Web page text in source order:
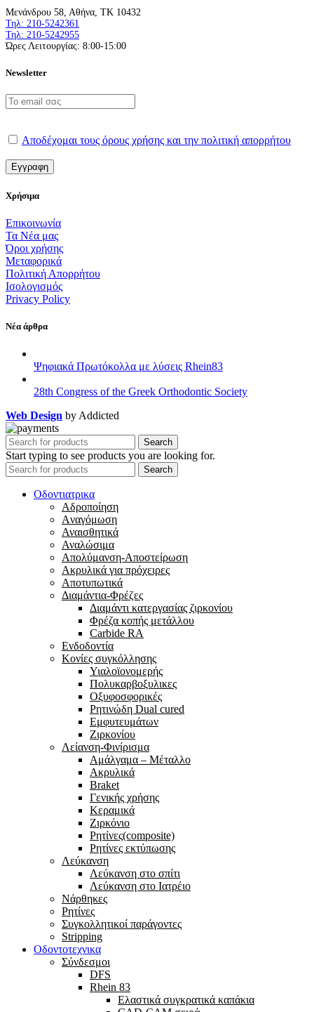
Μενάνδρου 58, Αθήνα, ΤΚ 10432
Τηλ: 210-5242361
Τηλ: 210-5242955
Ώρες Λειτουργίας: 8:00-15:00
Newsletter
Αποδέχομαι τους όρους χρήσης και την πολιτική απορρήτου
Χρήσιμα
Επικοινωνία
Τα Νέα μας
Όροι χρήσης
Μεταφορικά
Πολιτική Απορρήτου
Ισολογισμός
Privacy Policy
Νέα άρθρα
Ψηφιακά Πρωτόκολλα με λύσεις Rhein83
28th Congress of the Greek Orthodontic Society
Web Design by Addicted
Search
Start typing to see products you are looking for.
Search
Οδοντιατρικα
Αδροποίηση
Aναγόμωση
Αναισθητικά
Αναλώσιμα
Απολύμανση-Αποστείρωση
Ακρυλικά για πρόχειρες
Αποτυπωτικά
Διαμάντια-Φρέζες
Διαμάντι κατεργασίας ζιρκονίου
Φρέζα κοπής μετάλλου
Carbide RA
Ενδοδοντία
Κονίες συγκόλλησης
Υιαλοϊονομερής
Πολυκαρβοξυλικες
Οξυφοσφορικές
Ρητινώδη Dual cured
Εμφυτευμάτων
Ζιρκονίου
Λείανση-Φινίρισμα
Αμάλγαμα – Μέταλλο
Ακρυλικά
Braket
Γενικής χρήσης
Κεραμικά
Ζιρκόνιο
Ρητίνες(composite)
Ρητίνες εκτύπωσης
Λεύκανση
Λεύκανση στο σπίτι
Λεύκανση στο Ιατρέιο
Νάρθηκες
Ρητίνες
Συγκολλητικοί παράγοντες
Stripping
Οδοντοτεχνικα
Σύνδεσμοι
DFS
Rhein 83
Ελαστικά συγκρατικά καπάκια